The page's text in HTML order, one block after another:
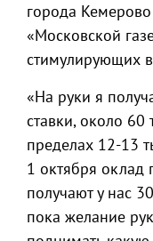
города
«Московской
стимулирующих
«На руки я
ставки, около 60
пределах 12-13
1 октября
получают у нас
пока желание